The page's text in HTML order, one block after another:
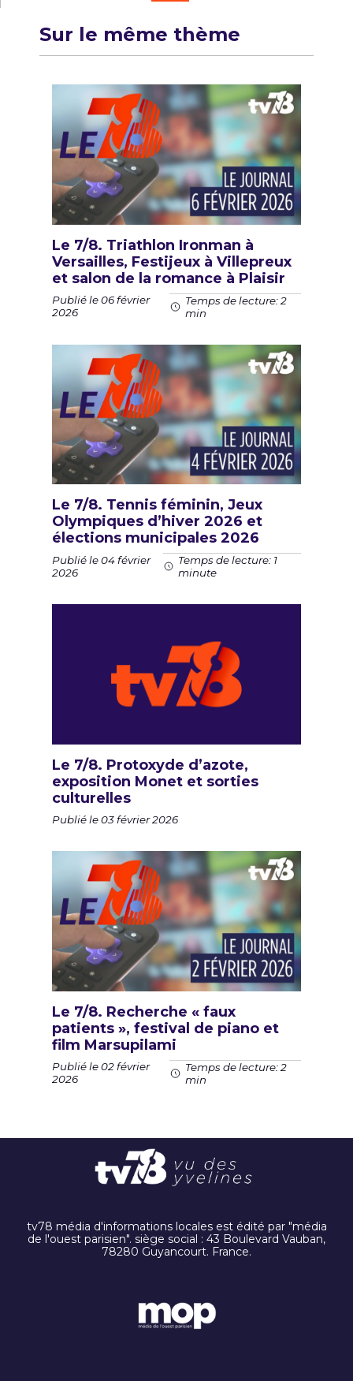
Sur le même thème
Le 7/8. Triathlon Ironman à
Versailles, Festijeux à Villepreux
et salon de la romance à Plaisir
Publié le 06 février
2026
Temps de lecture: 2
min
Le 7/8. Tennis féminin, Jeux
Olympiques d’hiver 2026 et
élections municipales 2026
Publié le 04 février
2026
Temps de lecture: 1
minute
Le 7/8. Protoxyde d’azote,
exposition Monet et sorties
culturelles
Publié le 03 février 2026
Le 7/8. Recherche « faux
patients », festival de piano et
film Marsupilami
Publié le 02 février
2026
Temps de lecture: 2
min
tv78 média d'informations locales est édité par "média
de l'ouest parisien". siège social : 43 Boulevard Vauban,
78280 Guyancourt. France.